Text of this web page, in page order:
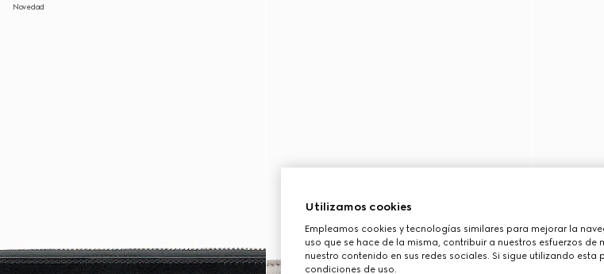
Novedad
Utilizamos cookies
Empleamos cookies y tecnologías similares para mejorar la
uso que se hace de la misma, contribuir a nuestros esfuerzos
nuestro contenido en sus redes sociales. Si sigue utilizando
condiciones de uso.